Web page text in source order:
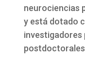
neurociencias
y está dotado
postdoctorales